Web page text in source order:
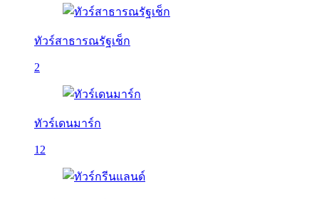
ทัวร์สาธารณรัฐเช็ก
2
ทัวร์เดนมาร์ก
12